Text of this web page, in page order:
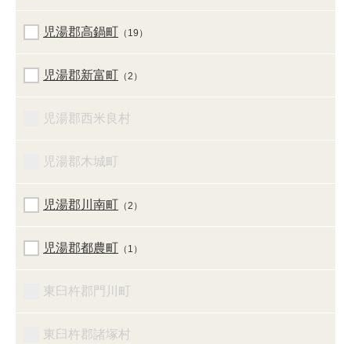
児湯郡高鍋町 （19）
児湯郡新富町 （2）
児湯郡西米良村
児湯郡木城町
児湯郡川南町 （2）
児湯郡都農町 （1）
東臼杵郡門川町
東臼杵郡諸塚村